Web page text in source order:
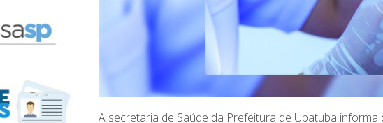
A secretaria de Saúde da Prefeitura de Ubatuba